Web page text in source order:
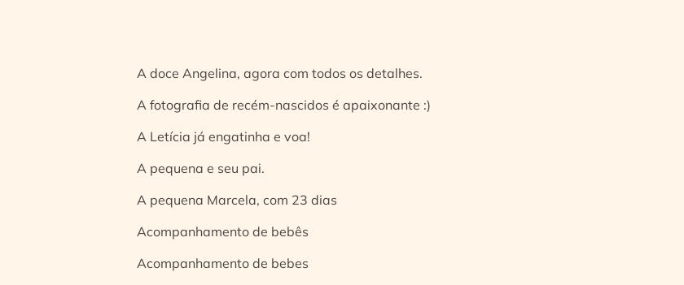
A doce Angelina, agora com todos os detalhes.
A fotografia de recém-nascidos é apaixonante :)
A Letícia já engatinha e voa!
A pequena e seu pai.
A pequena Marcela, com 23 dias
Acompanhamento de bebês
Acompanhamento de bebes